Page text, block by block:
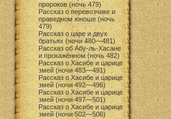
пророков (ночь 479)
Рассказ о перевозчике и
праведном юноше (ночь
479)
Рассказ о царе и двух
братьях (ночи 480—481)
Рассказ об Абу-ль-Хасане
и прокажённом (ночь 482)
Рассказ о Хасибе и царице
змей (ночи 483—491)
Рассказ о Хасибе и царице
змей (ночи 492—496)
Рассказ о Хасибе и царице
змей (ночи 497—501)
Рассказ о Хасибе и царице
змей (ночи 502—506)